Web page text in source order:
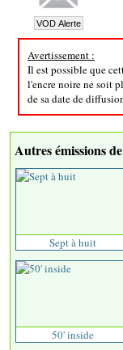
Avertissement :
Il est possible que
l'encre noire ne soit
de sa date de
Autres émissions de
Sept à huit
50' inside